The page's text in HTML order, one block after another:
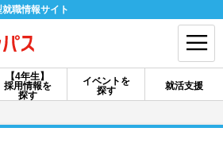
職情報サイト
【4年生】
採用情報を
探す
イベントを
探す
就活支援
ログイン